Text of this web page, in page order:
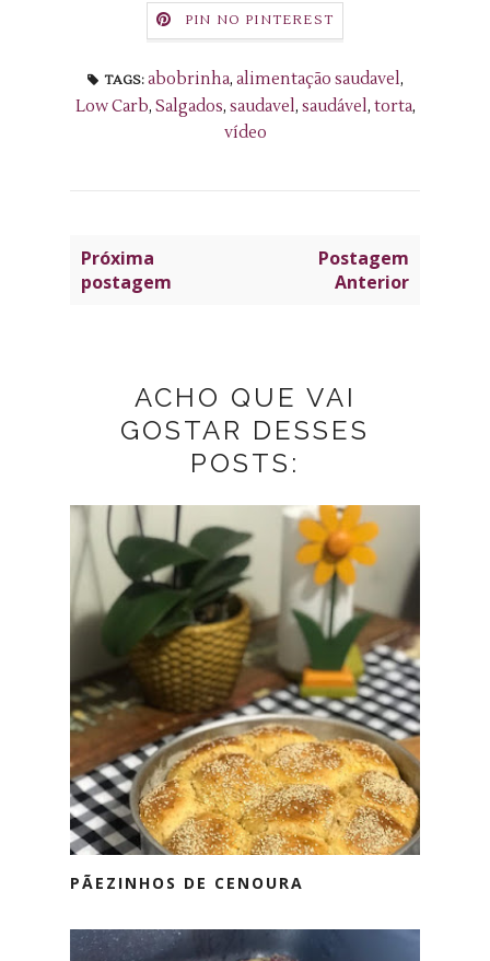
PIN NO PINTEREST
TAGS: abobrinha, alimentação saudavel,
Low Carb, Salgados, saudavel, saudável, torta,
vídeo
Próxima
postagem
Postagem
Anterior
ACHO QUE VAI
GOSTAR DESSES
POSTS:
PÃEZINHOS DE CENOURA